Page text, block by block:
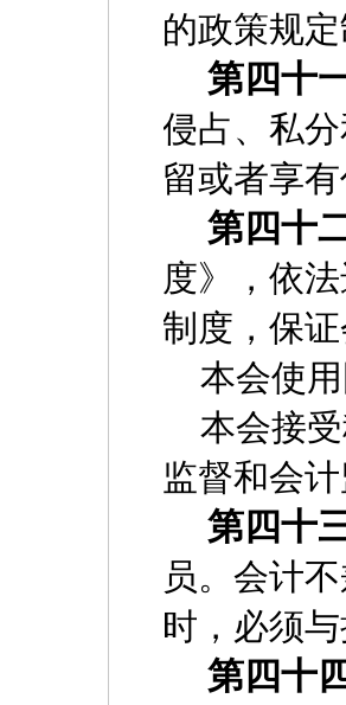
的政策规
第四十
侵占、私
留或者享
第四十
度》，依
制度，保
本会使
本会接
监督和会
第四十
员。会计
时，必须
第四十